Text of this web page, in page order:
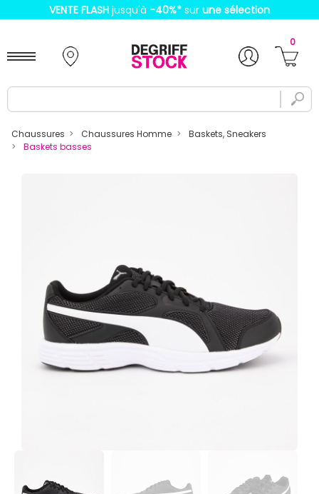
VENTE FLASH jusqu'à -40%* sur une sélection
0
Chaussures Chaussures Homme
Baskets, Sneakers
Baskets basses